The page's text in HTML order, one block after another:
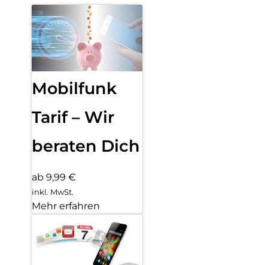
Mobilfunk
Tarif – Wir
beraten Dich
ab 9,99 €
inkl. MwSt.
Mehr erfahren